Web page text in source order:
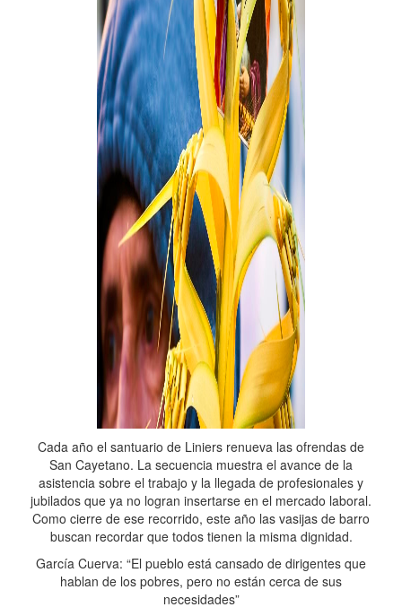
Cada año el santuario de Liniers renueva las ofrendas de
San Cayetano. La secuencia muestra el avance de la
asistencia sobre el trabajo y la llegada de profesionales y
jubilados que ya no logran insertarse en el mercado laboral.
Como cierre de ese recorrido, este año las vasijas de barro
buscan recordar que todos tienen la misma dignidad.
García Cuerva: “El pueblo está cansado de dirigentes que
hablan de los pobres, pero no están cerca de sus
necesidades”